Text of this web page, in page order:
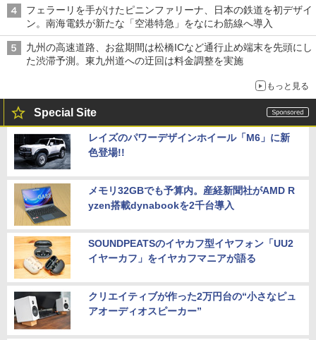
フェラーリを手がけたピニンファリーナ、日本の鉄道を初デザイ
ン。南海電鉄が新たな「空港特急」をなにわ筋線へ導入
九州の高速道路、お盆期間は松橋ICなど通行止め端末を先頭にし
た渋滞予測。東九州道への迂回は料金調整を実施
もっと見る
Special Site
レイズのパワーデザインホイール「M6」に新
色登場!!
メモリ32GBでも予算内。産経新聞社がAMD R
yzen搭載dynabookを2千台導入
SOUNDPEATSのイヤカフ型イヤフォン「UU2
イヤーカフ」をイヤカフマニアが語る
クリエイティブが作った2万円台の“小さなピュ
アオーディオスピーカー”